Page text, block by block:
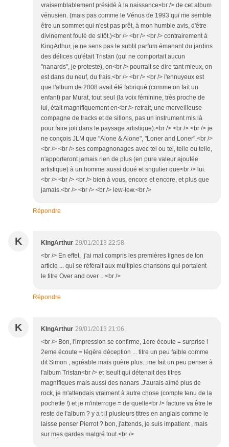
vraisemblablement présidé à la naissance<br /> de cet album
vénusien. (mais pas comme le Vénus de 1993 qui me semble
être un sommet qui n'est pas prêt, à mon humble avis, d'être
divinement foulé de sitôt.)<br /> <br /> <br /> contrairement à
KingArthur, je ne sens pas le subtil parfum émanant du jardins
des délices qu'était Tristan (qui ne comportait aucun
"nanards", je proteste), on<br /> pourrait se dire tant mieux, on
est dans du neuf, du frais.<br /> <br /> <br /> l'ennuyeux est
que l'album de 2008 avait été fabriqué (comme on fait un
enfant) par Murat, tout seul (la voix féminine, très proche de
lui, était magnifiquement en<br /> retrait, une merveilleuse
compagne de tracks et de sillons, pas un instrument mis là
pour faire joli dans le paysage artistique).<br /> <br /> <br /> je
ne conçois JLM que "Alone & Alone", "Loner and Loner".<br />
<br /> <br /> ses compagnonages avec tel ou tel, telle ou telle,
n'apporteront jamais rien de plus (en pure valeur ajoutée
artistique) à un homme aussi doué et sngulier que<br /> lui.
<br /> <br /> <br /> bien à vous, encore et encore, et plus que
jamais.<br /> <br /> <br /> lew-lew.<br />
Répondre
K KIngArthur 29/01/2013 22:58
<br /> En effet, j'ai mal compris les premières lignes de ton
article ... qui se référait aux multiples chansons qui portaient
le titre Over and over ...<br />
Répondre
K KIngArthur 29/01/2013 21:06
<br /> Bon, l'impression se confirme, 1ere écoute = surprise !
2eme écoute = légère déception ... titre un peu faible comme
dit Simon , agréable mais guère plus...me fait un peu penser à
l'album Tristan<br /> et Iseult qui détenait des titres
magnifiques mais aussi des nanars .J'aurais aimé plus de
rock, je m'attendais vraiment à autre chose (compte tenu de la
pochette !) et je m'interroge = de quelle<br /> facture va être le
reste de l'album ? y a t il plusieurs titres en anglais comme le
laisse penser Pierrot ? bon, j'attends, je suis impatient , mais
sur mes gardes malgré tout.<br />